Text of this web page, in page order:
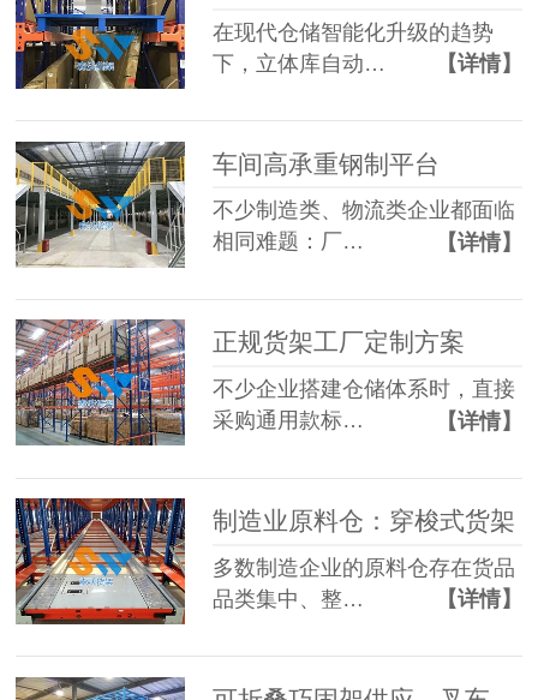
在现代仓储智能化升级的趋势
下，立体库自动…
【详情】
车间高承重钢制平台
不少制造类、物流类企业都面临
相同难题：厂…
【详情】
正规货架工厂定制方案
不少企业搭建仓储体系时，直接
采购通用款标…
【详情】
制造业原料仓：穿梭式货架
多数制造企业的原料仓存在货品
品类集中、整…
【详情】